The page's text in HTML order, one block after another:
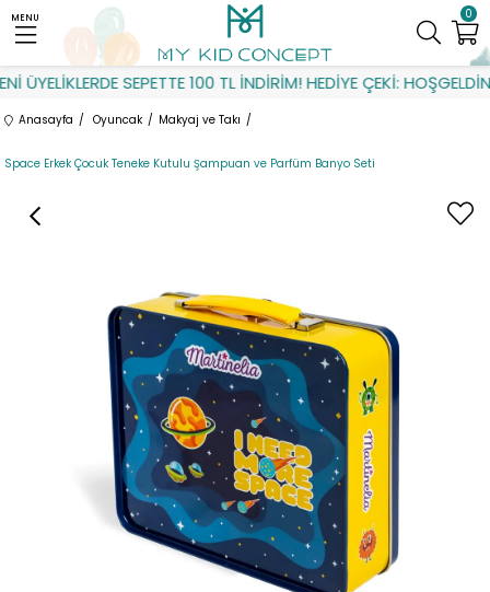
SEPETTE 100 TL İNDİRİM! HEDİYE ÇEKİ: HOŞGELDİN
0
MENU
Anasayfa Oyuncak Makyaj ve Takı
Space Erkek Çocuk Teneke Kutulu Şampuan ve Parfüm Banyo Seti